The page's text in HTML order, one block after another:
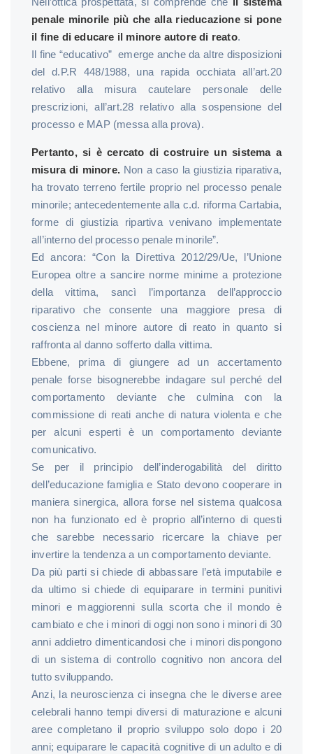
penale minorile più che alla rieducazione si pone
il fine di educare il minore autore di reato.
Il fine “educativo” emerge anche da altre disposizioni
del d.P.R 448/1988, una rapida occhiata all’art.20
relativo alla misura cautelare personale delle
prescrizioni, all’art.28 relativo alla sospensione del
processo e MAP (messa alla prova).
Pertanto, si è cercato di costruire un sistema a
misura di minore. Non a caso la giustizia riparativa,
ha trovato terreno fertile proprio nel processo penale
minorile; antecedentemente alla c.d. riforma Cartabia,
forme di giustizia ripartiva venivano implementate
all’interno del processo penale minorile”.
Ed ancora: “Con la Direttiva 2012/29/Ue, l’Unione
Europea oltre a sancire norme minime a protezione
della vittima, sancì l’importanza dell’approccio
riparativo che consente una maggiore presa di
coscienza nel minore autore di reato in quanto si
raffronta al danno sofferto dalla vittima.
Ebbene, prima di giungere ad un accertamento
penale forse bisognerebbe indagare sul perché del
comportamento deviante che culmina con la
commissione di reati anche di natura violenta e che
per alcuni esperti è un comportamento deviante
comunicativo.
Se per il principio dell’inderogabilità del diritto
dell’educazione famiglia e Stato devono cooperare in
maniera sinergica, allora forse nel sistema qualcosa
non ha funzionato ed è proprio all’interno di questi
che sarebbe necessario ricercare la chiave per
invertire la tendenza a un comportamento deviante.
Da più parti si chiede di abbassare l’età imputabile e
da ultimo si chiede di equiparare in termini punitivi
minori e maggiorenni sulla scorta che il mondo è
cambiato e che i minori di oggi non sono i minori di 30
anni addietro dimenticandosi che i minori dispongono
di un sistema di controllo cognitivo non ancora del
tutto sviluppando.
Anzi, la neuroscienza ci insegna che le diverse aree
celebrali hanno tempi diversi di maturazione e alcuni
aree completano il proprio sviluppo solo dopo i 20
anni; equiparare le capacità cognitive di un adulto e di